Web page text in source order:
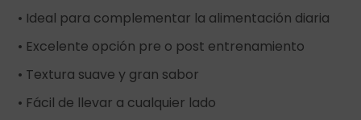
• Ideal para complementar la alimentación diaria
• Excelente opción pre o post entrenamiento
• Textura suave y gran sabor
• Fácil de llevar a cualquier lado